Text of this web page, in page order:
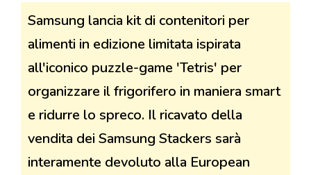
Samsung lancia kit di contenitori per
alimenti in edizione limitata ispirata
all'iconico puzzle-game 'Tetris' per
organizzare il frigorifero in maniera smart
e ridurre lo spreco. Il ricavato della
vendita dei Samsung Stackers sarà
interamente devoluto alla European